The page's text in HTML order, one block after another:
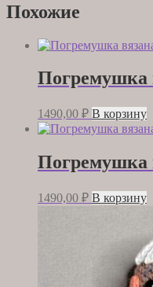
Похожие
Погремушка
1490,00 ₽ В корзину
Погремушка
1490,00 ₽ В корзину